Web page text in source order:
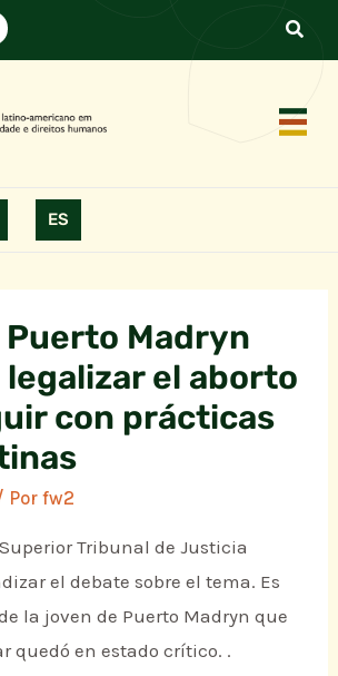
ES
Madryn
el aborto
con prácticas
Porfw2
Tribunal de Justicia
el debate sobre el tema. Es
la joven de Puerto Madryn que
quedó en estado crítico. .